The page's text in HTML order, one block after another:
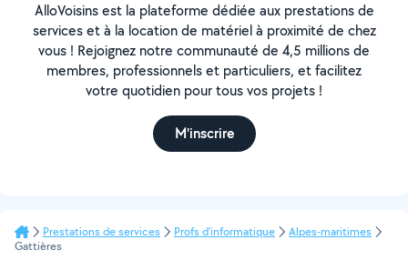
AlloVoisins est la plateforme dédiée aux prestations de
services et à la location de matériel à proximité de chez
vous ! Rejoignez notre communauté de 4,5 millions de
membres, professionnels et particuliers, et facilitez
votre quotidien pour tous vos projets !
M'inscrire
Prestations de services Profs d'informatique
Alpes-maritimes
Gattières